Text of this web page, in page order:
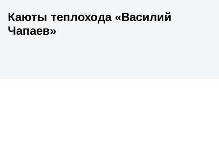
Каюты теплохода «Василий
Чапаев»